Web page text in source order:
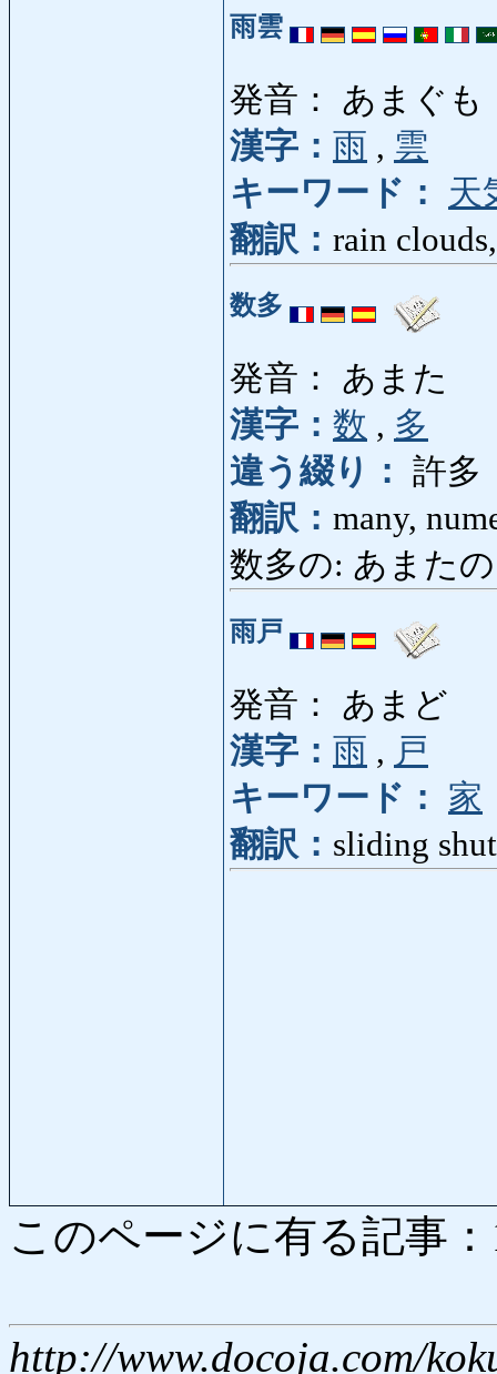
雨雲
発音： あまぐも
漢字： 雨 , 雲
キーワード：
天
翻訳： rain
数多
発音： あまた
漢字： 数 , 多
違う綴り： 許多
翻訳： many,
数多の: あまたの
雨戸
発音： あまど
漢字： 雨 , 戸
キーワード：
家
翻訳： sliding
このページに有る記事
http://www.docoja.com/